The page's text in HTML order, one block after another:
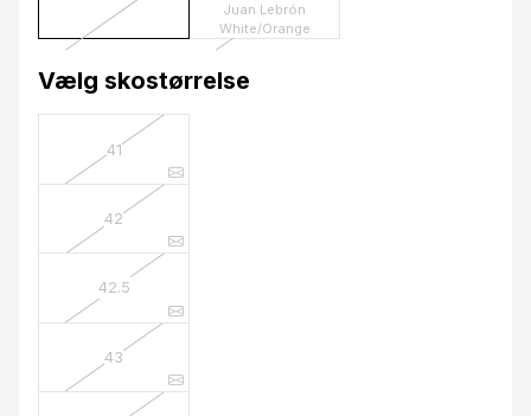
Juan Lebrón
White/Orange
Vælg skostørrelse
41
42
42.5
43